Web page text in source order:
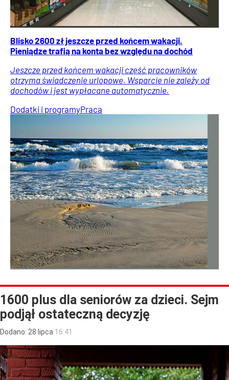
Blisko 2600 zł jeszcze przed końcem wakacji.
Pieniądze trafią na konta bez względu na dochód
Jeszcze przed końcem wakacji część pracowników
otrzyma świadczenie urlopowe. Wsparcie nie zależy od
dochodów i jest wypłacane automatycznie.
Dodatki i programyPraca
1600 plus dla seniorów za dzieci. Sejm
podjął ostateczną decyzję
Dodano: 28 lipca 16:41